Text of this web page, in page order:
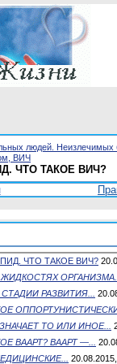
людей. Неизлечимых
ВИЧ
ЧТО ТАКОЕ ВИЧ?
ЧТО ТАКОЕ ВИЧ?
ЖИДКОСТЯХ ОРГАНИЗМА...
РАЗВИТИЯ...
ТО ИЛИ ИНОЕ...
ВААРТ? ВААРТ —...
20.08.2015,